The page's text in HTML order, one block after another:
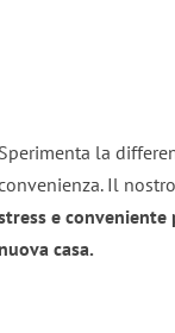
Sperimenta la
Il
e
nuova casa.